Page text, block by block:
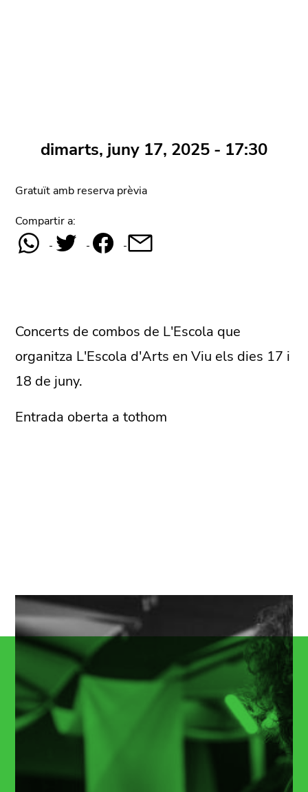
dimarts, juny 17, 2025 - 17:30
Gratuït amb reserva prèvia
Compartir a:
Concerts de combos de L'Escola que
organitza L'Escola d'Arts en Viu els dies 17 i
18 de juny.
Entrada oberta a tothom